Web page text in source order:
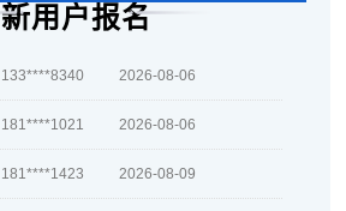
新用户报名
137****3641 2026-08-06